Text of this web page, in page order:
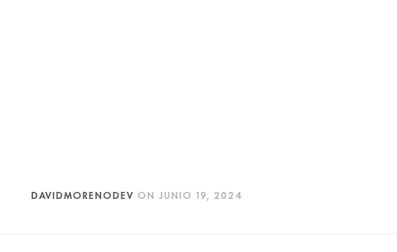
DAVIDMORENODEV ON JUNIO 19, 2024